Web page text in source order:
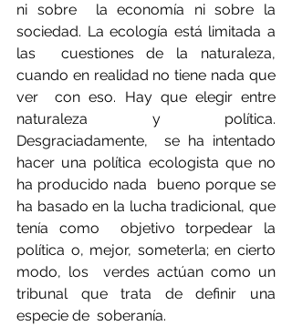
ni sobre  la economía ni sobre la
sociedad. La ecología está limitada a
las  cuestiones de la naturaleza,
cuando en realidad no tiene nada que
ver  con eso. Hay que elegir entre
naturaleza y política.
Desgraciadamente,  se ha intentado
hacer una política ecologista que no
ha producido nada  bueno porque se
ha basado en la lucha tradicional, que
tenía como  objetivo torpedear la
política o, mejor, someterla; en cierto
modo, los  verdes actúan como un
tribunal que trata de definir una
especie de  soberanía.